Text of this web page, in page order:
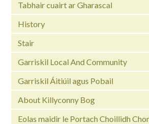
Tabhair cuairt ar Gharascal
History
Stair
Garriskil Local And Community
Garriskil Áitiúil agus Pobail
About Killyconny Bog
Eolas maidir le Portach Choillidh